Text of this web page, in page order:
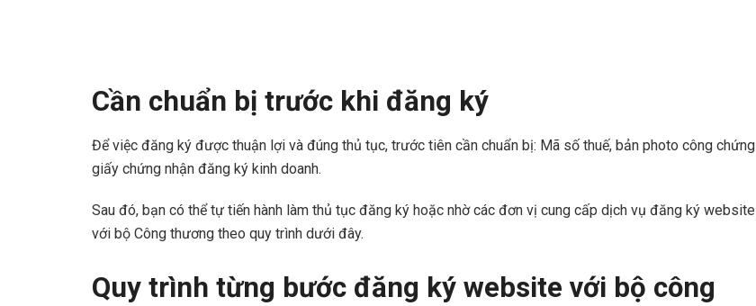
Cần chuẩn bị trước khi đăng ký
Để việc đăng ký được thuận lợi và đúng thủ tục, trước tiên cần chuẩn bị: Mã số thuế, bản photo công chứng
giấy chứng nhận đăng ký kinh doanh.
Sau đó, bạn có thể tự tiến hành làm thủ tục đăng ký hoặc nhờ các đơn vị cung cấp dịch vụ đăng ký website
với bộ Công thương theo quy trình dưới đây.
Quy trình từng bước đăng ký website với bộ công